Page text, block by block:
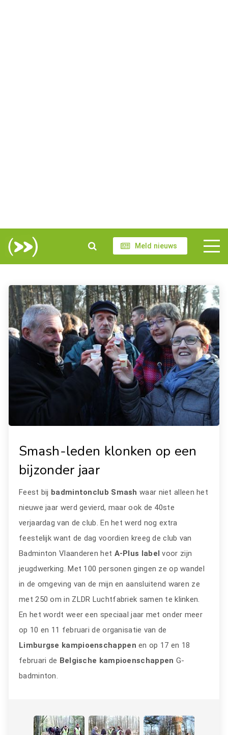
Meld nieuws
Smash-leden klonken op een
bijzonder jaar
Feest bij badmintonclub Smash waar niet alleen het
nieuwe jaar werd gevierd, maar ook de 40ste
verjaardag van de club. En het werd nog extra
feestelijk want de dag voordien kreeg de club van
Badminton Vlaanderen het A-Plus labelvoor zijn
jeugdwerking. Met 100 personen gingen ze op wandel
in de omgeving van de mijn en aansluitend waren ze
met 250 om in ZLDR Luchtfabriek samen te klinken.
En het wordt weer een speciaal jaar met onder meer
op 10 en 11 februari de organisatie van de
Limburgse kampioenschappen en op 17 en 18
februari de Belgische kampioenschappen G-
badminton.